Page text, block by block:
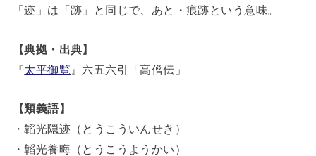
「迹」は「跡」と同じで、あと・痕跡という意味。
【典拠・出典】
『太平御覧 』六五六引「高僧伝」
【類義語】
・韜光隠迹（とうこういんせき）
・韜光養晦（とうこうようかい）